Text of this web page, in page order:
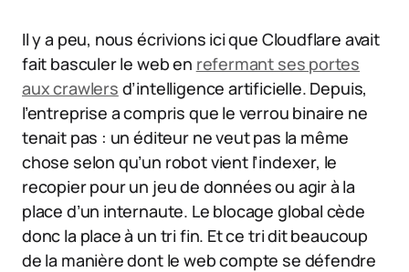
Il y a peu, nous écrivions ici que Cloudflare avait
fait basculer le web en refermant ses portes
aux crawlers d’intelligence artificielle. Depuis,
l’entreprise a compris que le verrou binaire ne
tenait pas : un éditeur ne veut pas la même
chose selon qu’un robot vient l’indexer, le
recopier pour un jeu de données ou agir à la
place d’un internaute. Le blocage global cède
donc la place à un tri fin. Et ce tri dit beaucoup
de la manière dont le web compte se défendre